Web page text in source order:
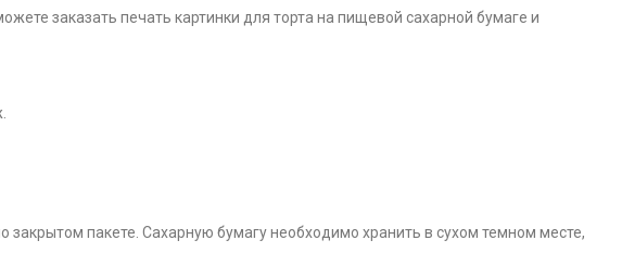
заказать печать картинки для торта на пищевой сахарной бумаге и
пакете. Сахарную бумагу необходимо хранить в сухом темном месте,